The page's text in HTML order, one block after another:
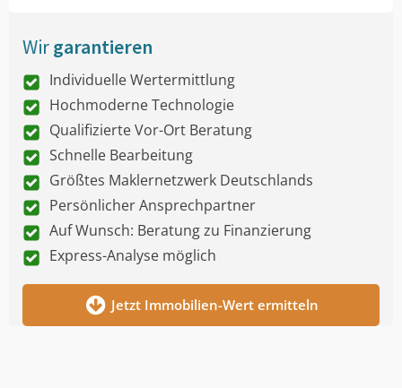
Wirgarantieren
Individuelle Wertermittlung
Hochmoderne Technologie
Qualifizierte Vor-Ort Beratung
Schnelle Bearbeitung
Größtes Maklernetzwerk Deutschlands
Persönlicher Ansprechpartner
Auf Wunsch: Beratung zu Finanzierung
Express-Analyse möglich
Jetzt Immobilien-Wert ermitteln